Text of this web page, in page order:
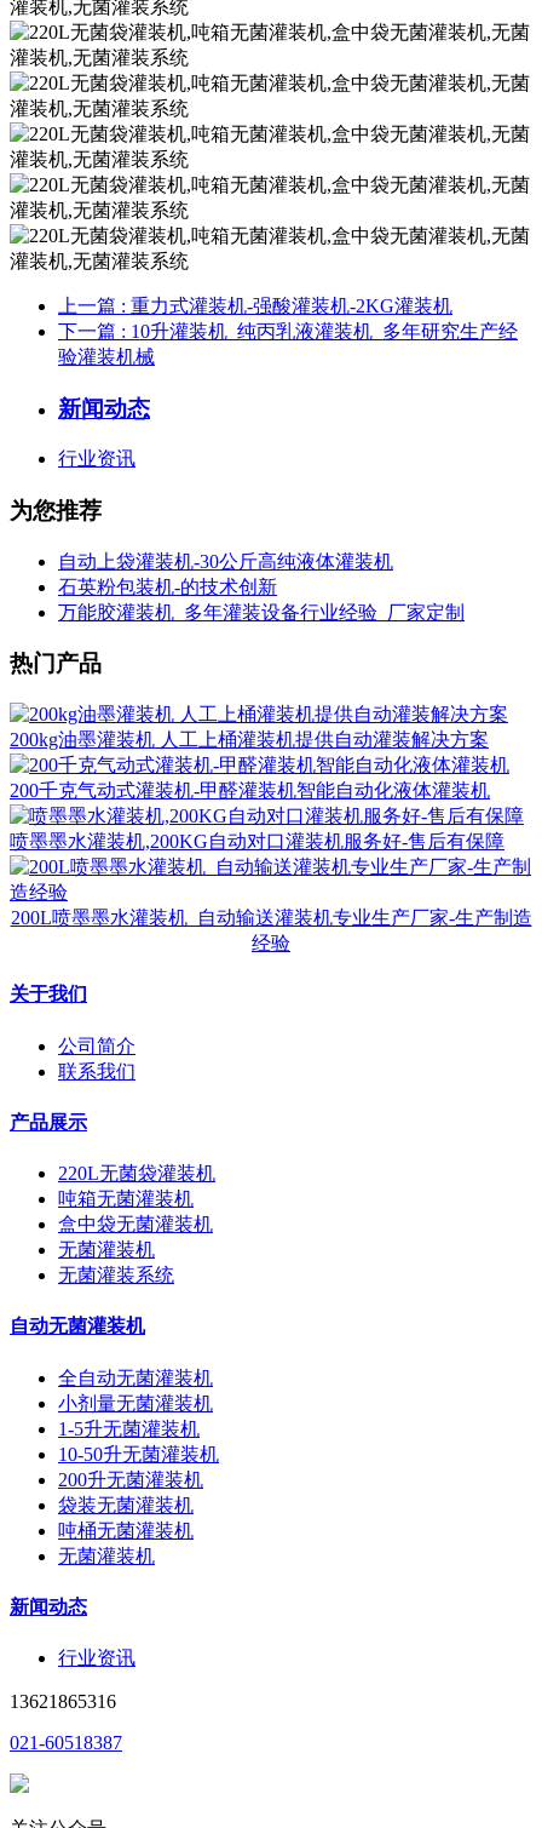
上一篇 : 重力式灌装机-强酸灌装机-2KG灌装机
下一篇 : 10升灌装机_纯丙乳液灌装机_多年研究生产经
验灌装机械
新闻动态
行业资讯
为您推荐
自动上袋灌装机-30公斤高纯液体灌装机
石英粉包装机-的技术创新
万能胶灌装机_多年灌装设备行业经验_厂家定制
热门产品
200kg油墨灌装机 人工上桶灌装机提供自动灌装解决方案
200千克气动式灌装机-甲醛灌装机智能自动化液体灌装机
喷墨墨水灌装机,200KG自动对口灌装机服务好-售后有保障
200L喷墨墨水灌装机_自动输送灌装机专业生产厂家-生产制造
经验
关于我们
公司简介
联系我们
产品展示
220L无菌袋灌装机
吨箱无菌灌装机
盒中袋无菌灌装机
无菌灌装机
无菌灌装系统
自动无菌灌装机
全自动无菌灌装机
小剂量无菌灌装机
1-5升无菌灌装机
10-50升无菌灌装机
200升无菌灌装机
袋装无菌灌装机
吨桶无菌灌装机
无菌灌装机
新闻动态
行业资讯
13621865316
021-60518387